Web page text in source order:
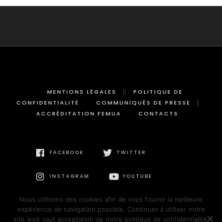
MENTIONS LÉGALES
POLITIQUE DE
CONFIDENTIALITÉ
COMMUNIQUÉS DE PRESSE
ACCRÉDITATION FEMUA
CONTACTS
FACEBOOK TWITTER
INSTAGRAM YOUTUBE
Nous utilisons des cookies afin de vous fournir la meilleure
expérience de navigation possible. Continuer à utiliser notre
site web vaut acceptation de notre politique de confidentialité.